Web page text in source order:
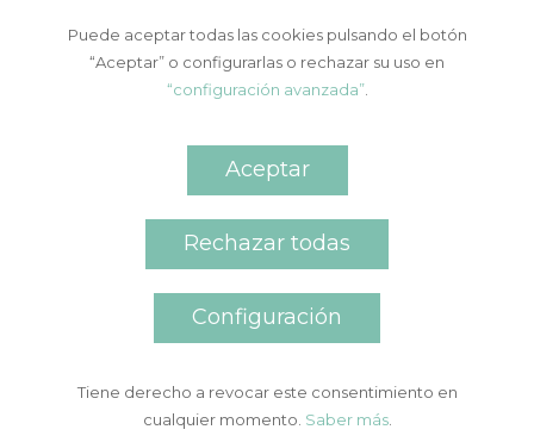
Contacto y cita previa
Puedes ponerte en contacto con nosotros a través de
distintos medios que te indicamos o bien solicitar una
Puede aceptar todas las cookies pulsando el botón
“Aceptar” o configurarlas o rechazar su uso en
“configuración avanzada”.
Aceptar
Rechazar todas
Configuración
Tiene derecho a revocar este consentimiento en
cualquier momento. Saber más.